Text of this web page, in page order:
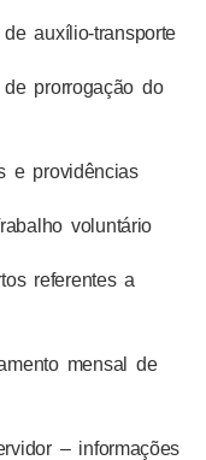
auxílio-transporte
prorrogação do
e providências
voluntário
referentes a
mensal de
– informações